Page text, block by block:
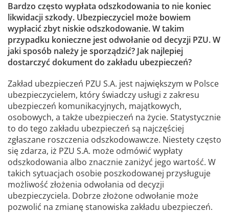
Bardzo często wypłata odszkodowania to nie koniec
likwidacji szkody. Ubezpieczyciel może bowiem
wypłacić zbyt niskie odszkodowanie. W takim
przypadku konieczne jest odwołanie od decyzji PZU. W
jaki sposób należy je sporządzić? Jak najlepiej
dostarczyć dokument do zakładu ubezpieczeń?
Zakład ubezpieczeń PZU S.A. jest największym w Polsce
ubezpieczycielem, który świadczy usługi z zakresu
ubezpieczeń komunikacyjnych, majątkowych,
osobowych, a także ubezpieczeń na życie. Statystycznie
to do tego zakładu ubezpieczeń są najczęściej
zgłaszane roszczenia odszkodowawcze. Niestety często
się zdarza, iż PZU S.A. może odmówić wypłaty
odszkodowania albo znacznie zaniżyć jego wartość. W
takich sytuacjach osobie poszkodowanej przysługuje
możliwość złożenia odwołania od decyzji
ubezpieczyciela. Dobrze złożone odwołanie może
pozwolić na zmianę stanowiska zakładu ubezpieczeń.